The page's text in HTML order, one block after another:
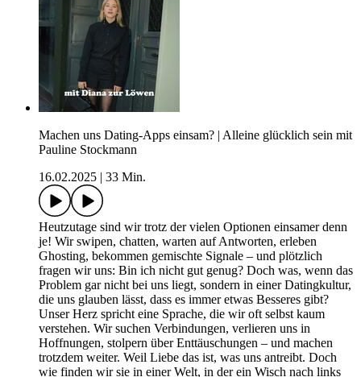
Machen uns Dating-Apps einsam? | Alleine glücklich sein mit
Pauline Stockmann
16.02.2025
33 Min.
Heutzutage sind wir trotz der vielen Optionen einsamer denn
je! Wir swipen, chatten, warten auf Antworten, erleben
Ghosting, bekommen gemischte Signale – und plötzlich
fragen wir uns: Bin ich nicht gut genug? Doch was, wenn das
Problem gar nicht bei uns liegt, sondern in einer Datingkultur,
die uns glauben lässt, dass es immer etwas Besseres gibt?
Unser Herz spricht eine Sprache, die wir oft selbst kaum
verstehen. Wir suchen Verbindungen, verlieren uns in
Hoffnungen, stolpern über Enttäuschungen – und machen
trotzdem weiter. Weil Liebe das ist, was uns antreibt. Doch
wie finden wir sie in einer Welt, in der ein Wisch nach links